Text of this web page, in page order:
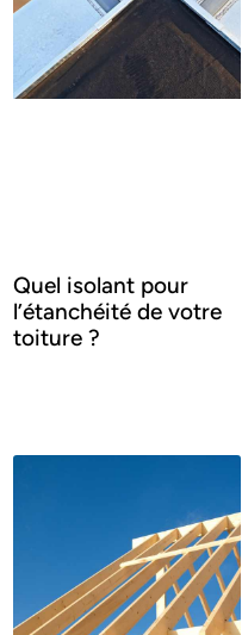
Quel isolant pour
l’étanchéité de votre
toiture ?